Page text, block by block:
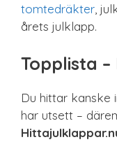
tomtedräkter ,
årets julklapp.
Topplista
Du hittar kanske
har utsett –